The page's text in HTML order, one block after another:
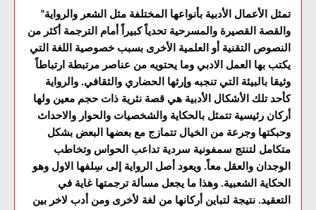
"تمثل الأعمال الأدبية بأنواعها المختلفة مثل الشعر والرواية
والقصة القصيرة والمسرحية تحدياً كبيراً أمام الترجمة أكثر من
النصوص التقنية أو العلمية الأخرى بسبب خصوصية اللغة التي
يكتب بها العمل الادبي وما يحتويه من عناصر مرتبطة ارتباطاً
وثيقا بالبيئة التي تنجبه وإرثها الحضاري والثقافي. والرواية
كأحد تلك الأشكال الأدبية هي قصة نثرية ذات حجم معين ولها
أركان رئيسية تتمثل بالحكاية والشخصيات والحوار والاحداث
وحبكتها وجرعة من الخيال تتمازج مع بعضها البعض بشكل
متكامل لتنتج سمفونية سردية تداعب الحواس وتخاطب
الوجدان والعقل معاً. ويعود أصل الرواية إلى سِلفها الاول وهو
الحكاية الشعبية. وهذا ما يجعل مسألة ترجمتها غاية في
التعقيد. نتيجة لتباين أركانها من لغة لأخرى ومن أدب لاخر بين